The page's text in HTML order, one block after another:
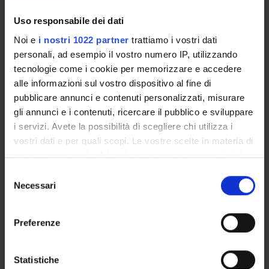
Uso responsabile dei dati
Noi e i nostri 1022 partner trattiamo i vostri dati
personali, ad esempio il vostro numero IP, utilizzando
tecnologie come i cookie per memorizzare e accedere
alle informazioni sul vostro dispositivo al fine di
pubblicare annunci e contenuti personalizzati, misurare
gli annunci e i contenuti, ricercare il pubblico e sviluppare
i servizi. Avete la possibilità di scegliere chi utilizza i
vostri dati e per quali scopi. Le vostre scelte in materia di
privacy sono applicabili solo su questa proprietà digitale
modificare o revocare il proprio consenso in qualsiasi
momento dalla Dichiarazione sui cookie o facendo clic
raccogliere informazioni sulla tua posizione
delNecessari
Preferenze
Statistiche
PUBBLICAZIONI
INCARICHI
ORGANIZZAZIONE
COMMISSIONI
UFFICI E STRUTTURE DI SERVIZIO